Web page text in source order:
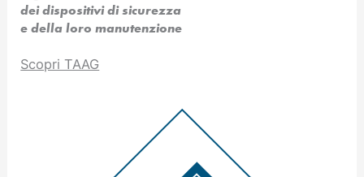
dei dispositivi di sicurezza
e della loro manutenzione
Scopri TAAG